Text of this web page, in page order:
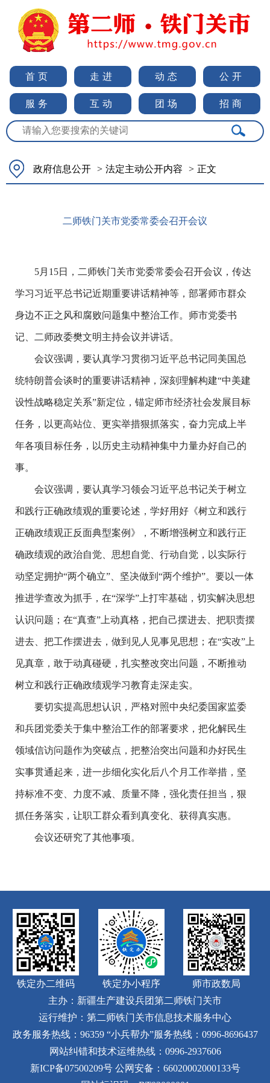
首页 走进 动态 公开
服务 互动 团场 招商
政府信息公开 > 法定主动公开内容 > 正文
二师铁门关市党委常委会召开会议
5月15日，二师铁门关市党委常委会召开会议，传达
学习习近平总书记近期重要讲话精神等，部署师市群众
身边不正之风和腐败问题集中整治工作。师市党委书
记、二师政委樊文明主持会议并讲话。
会议强调，要认真学习贯彻习近平总书记同美国总
统特朗普会谈时的重要讲话精神，深刻理解构建“中美建
设性战略稳定关系”新定位，锚定师市经济社会发展目标
任务，以更高站位、更实举措狠抓落实，奋力完成上半
年各项目标任务，以历史主动精神集中力量办好自己的
事。
会议强调，要认真学习领会习近平总书记关于树立
和践行正确政绩观的重要论述，学好用好《树立和践行
正确政绩观正反面典型案例》，不断增强树立和践行正
确政绩观的政治自觉、思想自觉、行动自觉，以实际行
动坚定拥护“两个确立”、坚决做到“两个维护”。要以一体
推进学查改为抓手，在“深学”上打牢基础，切实解决思想
认识问题；在“真查”上动真格，把自己摆进去、把职责摆
进去、把工作摆进去，做到见人见事见思想；在“实改”上
见真章，敢于动真碰硬，扎实整改突出问题，不断推动
树立和践行正确政绩观学习教育走深走实。
要切实提高思想认识，严格对照中央纪委国家监委
和兵团党委关于集中整治工作的部署要求，把化解民生
领域信访问题作为突破点，把整治突出问题和办好民生
实事贯通起来，进一步细化实化后八个月工作举措，坚
持标准不变、力度不减、质量不降，强化责任担当，狠
抓任务落实，让职工群众看到真变化、获得真实惠。
会议还研究了其他事项。
铁定办二维码 铁定办小程序
师市政数局
主办：新疆生产建设兵团第二师铁门关市
运行维护：第二师铁门关市信息技术服务中心
政务服务热线：96359 “小兵帮办”服务热线：0996-8696437
网站纠错和技术运维热线：0996-2937606
新ICP备07500209号 公网安备：66020002000133号